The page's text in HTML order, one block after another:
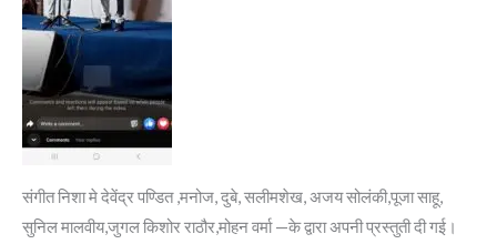
संगीत निशा मे देवेंद्र पण्डित ,मनोज, दुबे, सलीमशेख, अजय सोलंकी,पूजा साहू,
सुनिल मालवीय,जुगल किशोर राठौर,मोहन वर्मा —के द्वारा अपनी प्रस्तुती दी गई।